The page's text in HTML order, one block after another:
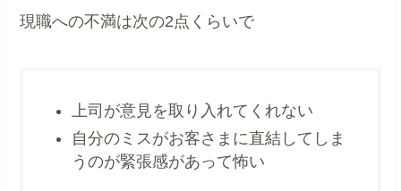
現職への不満は次の2点くらいで
上司が意見を取り入れてくれない
自分のミスがお客さまに直結してしま
うのが緊張感があって怖い